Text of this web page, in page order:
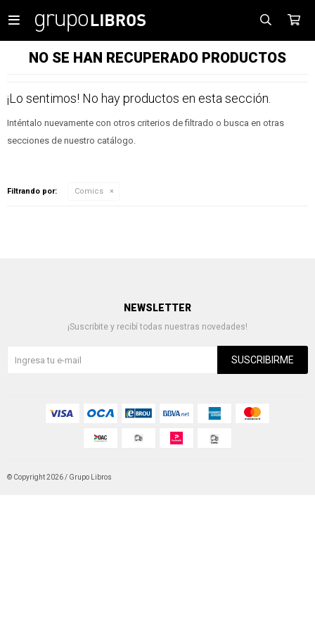

NO SE HAN RECUPERADO PRODUCTOS
¡Lo sentimos! No hay productos en esta sección.
Inténtalo nuevamente con otros criterios de filtrado o busca en otras
secciones de nuestro catálogo.
Filtrando por: Comics
NEWSLETTER
¡Suscribite y recibí todas nuestras novedades!
SUSCRIBIRME
© Copyright 2026 / Grupo Libros